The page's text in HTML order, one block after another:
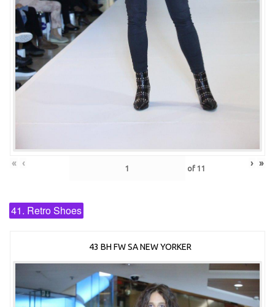
« ‹ of 11 › »
41. Retro Shoes
43 BH FW SA NEW YORKER